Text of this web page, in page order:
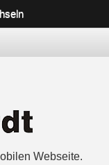
Webseite.